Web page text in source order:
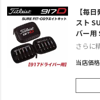
【毎
スト
バー用
さらに
当店価格